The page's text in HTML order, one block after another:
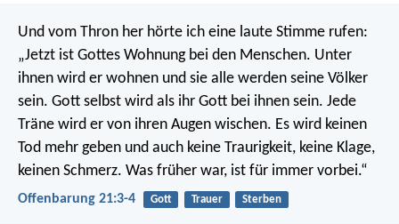
Und vom Thron her hörte ich eine laute Stimme rufen:
„Jetzt ist Gottes Wohnung bei den Menschen. Unter
ihnen wird er wohnen und sie alle werden seine Völker
sein. Gott selbst wird als ihr Gott bei ihnen sein. Jede
Träne wird er von ihren Augen wischen. Es wird keinen
Tod mehr geben und auch keine Traurigkeit, keine Klage,
keinen Schmerz. Was früher war, ist für immer vorbei.“
Offenbarung 21:3-4 Gott Trauer Sterben